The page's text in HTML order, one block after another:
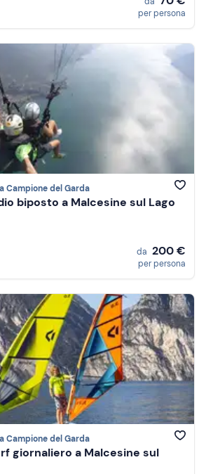
per persona
Campione del Garda
biposto a Malcesine sul Lago
da 200 €
per persona
Campione del Garda
giornaliero a Malcesine sul